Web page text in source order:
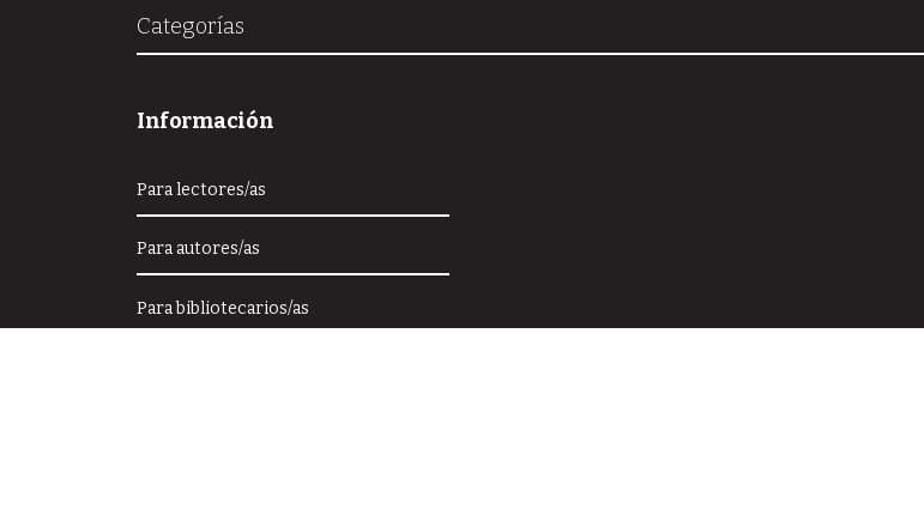
Categorías
Información
Para lectores/as
Para autores/as
Para bibliotecarios/as